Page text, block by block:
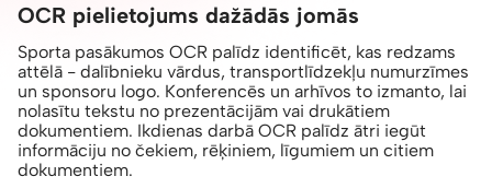
OCR pielietojums dažādās jomās
Sporta pasākumos OCR palīdz identificēt, kas redzams
attēlā - dalībnieku vārdus, transportlīdzekļu numurzīmes
un sponsoru logo. Konferencēs un arhīvos to izmanto, lai
nolasītu tekstu no prezentācijām vai drukātiem
dokumentiem. Ikdienas darbā OCR palīdz ātri iegūt
informāciju no čekiem, rēķiniem, līgumiem un citiem
dokumentiem.